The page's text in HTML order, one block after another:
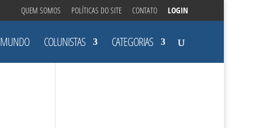
QUEM SOMOS POLÍTICAS DO SITE CONTATO LOGIN
MUNDO COLUNISTAS CATEGORIAS